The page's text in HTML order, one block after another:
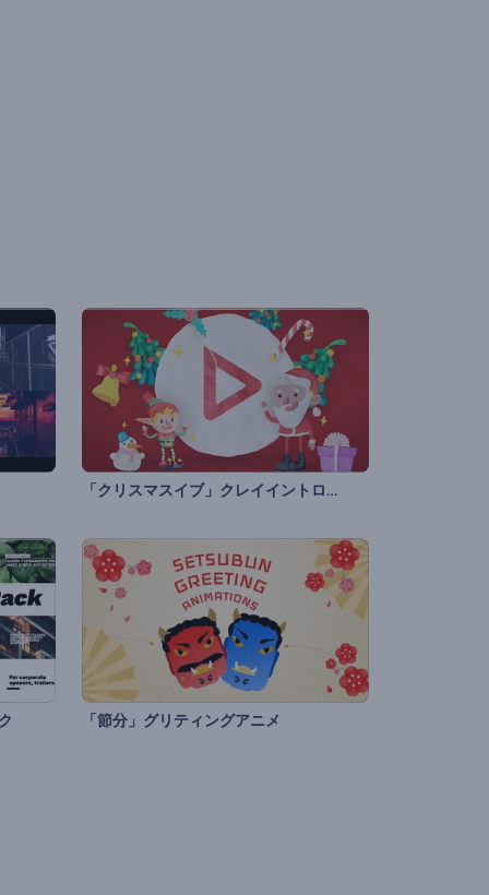
「クリスマスイブ」クレイイントロ動画
「節分」グリティングアニメ